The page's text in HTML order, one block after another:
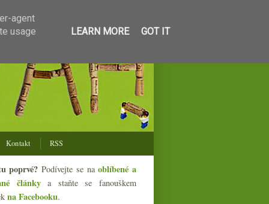
Kontakt RSS
poprvé? Podívejte se naoblíbené a
článkya staňte se fanouškem
na Facebooku.
agent
usage
LEARN MORE GOT IT